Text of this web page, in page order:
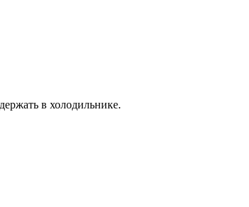
в холодильнике.